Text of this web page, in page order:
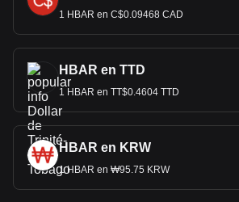
1 HBAR en C$0.09468 CAD
HBAR en TTD
1 HBAR en TT$0.4604 TTD
HBAR en KRW
1 HBAR en ₩95.75 KRW